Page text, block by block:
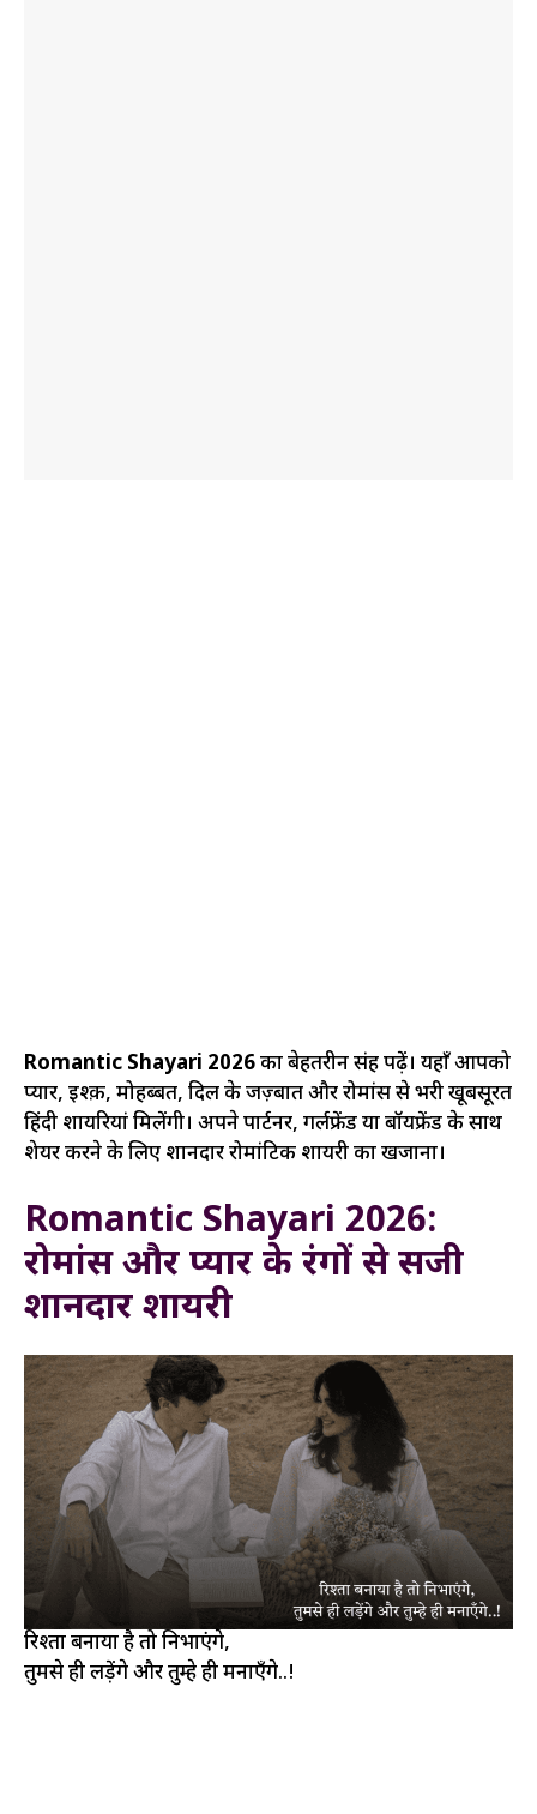
Romantic Shayari 2026का बेहतरीन संग्रह पढ़ें। यहाँ आपको
प्यार, इश्क़, मोहब्बत, दिल के जज़्बात और रोमांस से भरी खूबसूरत
हिंदी शायरियां मिलेंगी। अपने पार्टनर, गर्लफ्रेंड या बॉयफ्रेंड के साथ
शेयर करने के लिए शानदार रोमांटिक शायरी का खजाना।
Romantic Shayari 2026:
रोमांस और प्यार के रंगों से सजी
शानदार शायरी
रिश्ता बनाया है तो निभाएंगे,
तुमसे ही लड़ेंगे और तुम्हे ही मनाएँगे..!